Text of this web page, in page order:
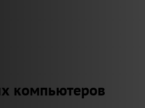
компьютеров